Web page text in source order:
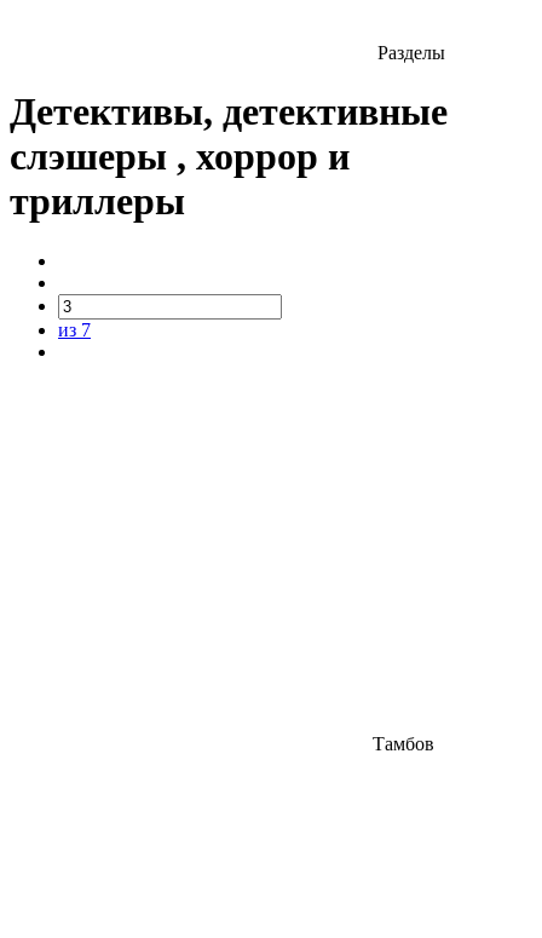
Разделы
Детективы, детективные
слэшеры , хоррор и
триллеры
из 7
Тамбов